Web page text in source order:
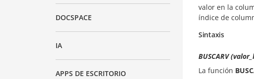
DOCSPACE
IA
APPS DE ESCRITORIO
valor en la
índice de
Sintaxis
BUSCARV
La función